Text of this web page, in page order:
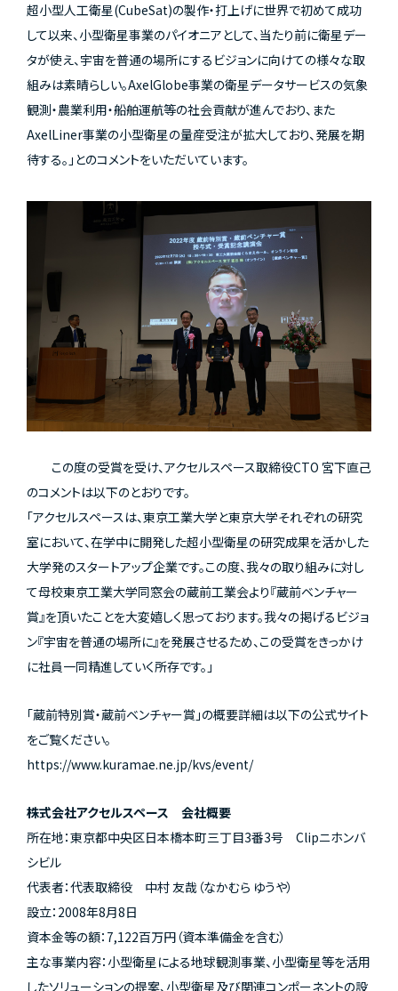
超小型人工衛星(CubeSat)の製作・打上げに世界で初めて成功
して以来、小型衛星事業のパイオニアとして、当たり前に衛星デー
タが使え、宇宙を普通の場所にするビジョンに向けての様々な取
組みは素晴らしい。AxelGlobe事業の衛星データサービスの気象
観測・農業利用・船舶運航等の社会貢献が進んでおり、また
AxelLiner事業の小型衛星の量産受注が拡大しており、発展を期
待する。」とのコメントをいただいています。
この度の受賞を受け、アクセルスペース取締役CTO 宮下直己
のコメントは以下のとおりです。
「アクセルスペースは、東京工業大学と東京大学それぞれの研究
室において、在学中に開発した超小型衛星の研究成果を活かした
大学発のスタートアップ企業です。この度、我々の取り組みに対し
て母校東京工業大学同窓会の蔵前工業会より『蔵前ベンチャー
賞』を頂いたことを大変嬉しく思っております。我々の掲げるビジョ
ン『宇宙を普通の場所に』を発展させるため、この受賞をきっかけ
に社員一同精進していく所存です。」
「蔵前特別賞・蔵前ベンチャー賞」の概要詳細は以下の公式サイト
をご覧ください。
https://www.kuramae.ne.jp/kvs/event/
株式会社アクセルスペース 会社概要
所在地：東京都中央区日本橋本町三丁目3番3号 Clipニホンバ
シビル
代表者：代表取締役 中村 友哉（なかむら ゆうや）
設立：2008年8月8日
資本金等の額：7,122百万円（資本準備金を含む）
主な事業内容：小型衛星による地球観測事業、小型衛星等を活用
したソリューションの提案、小型衛星及び関連コンポーネントの設